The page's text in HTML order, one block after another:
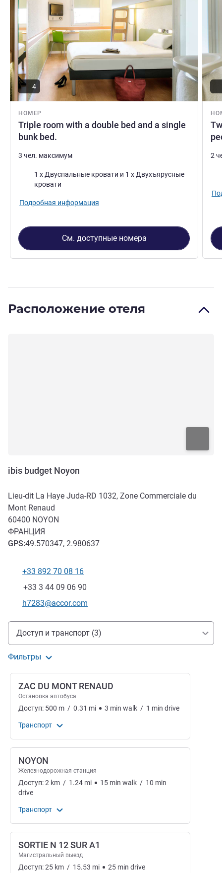
НОМЕР
Triple room with a double bed and a single
bunk bed.
4
3 чел. максимум
Постель1 x Двуспальные кровати и 1 x Двухъярусные
кровати
Подробная информация
См. доступные номера
2
Расположение отеля
ibis budget Noyon
Lieu-dit La Haye Juda-RD 1032, Zone Commerciale du
Mont Renaud
60400 NOYON
ФРАНЦИЯ
GPS:49.570347, 2.980637
Телефон
+33 892 70 08 16
Факс
+33 3 44 09 06 90
Контактный адрес электронной почты
h7283@accor.com
Доступ и транспорт
Доступ и транспорт (3)
Фильтры
ZAC DU MONT RENAUD
Остановка автобуса
Доступ: 500 m / 0.31 mi 3 min walk / 1 min drive
Транспорт
NOYON
Железнодорожная станция
Доступ:2 km / 1.24 mi 15 min walk / 10 min
drive
Транспорт
SORTIE N 12 SUR A1
Магистральный выезд
Доступ:25 km / 15.53 mi 25 min drive